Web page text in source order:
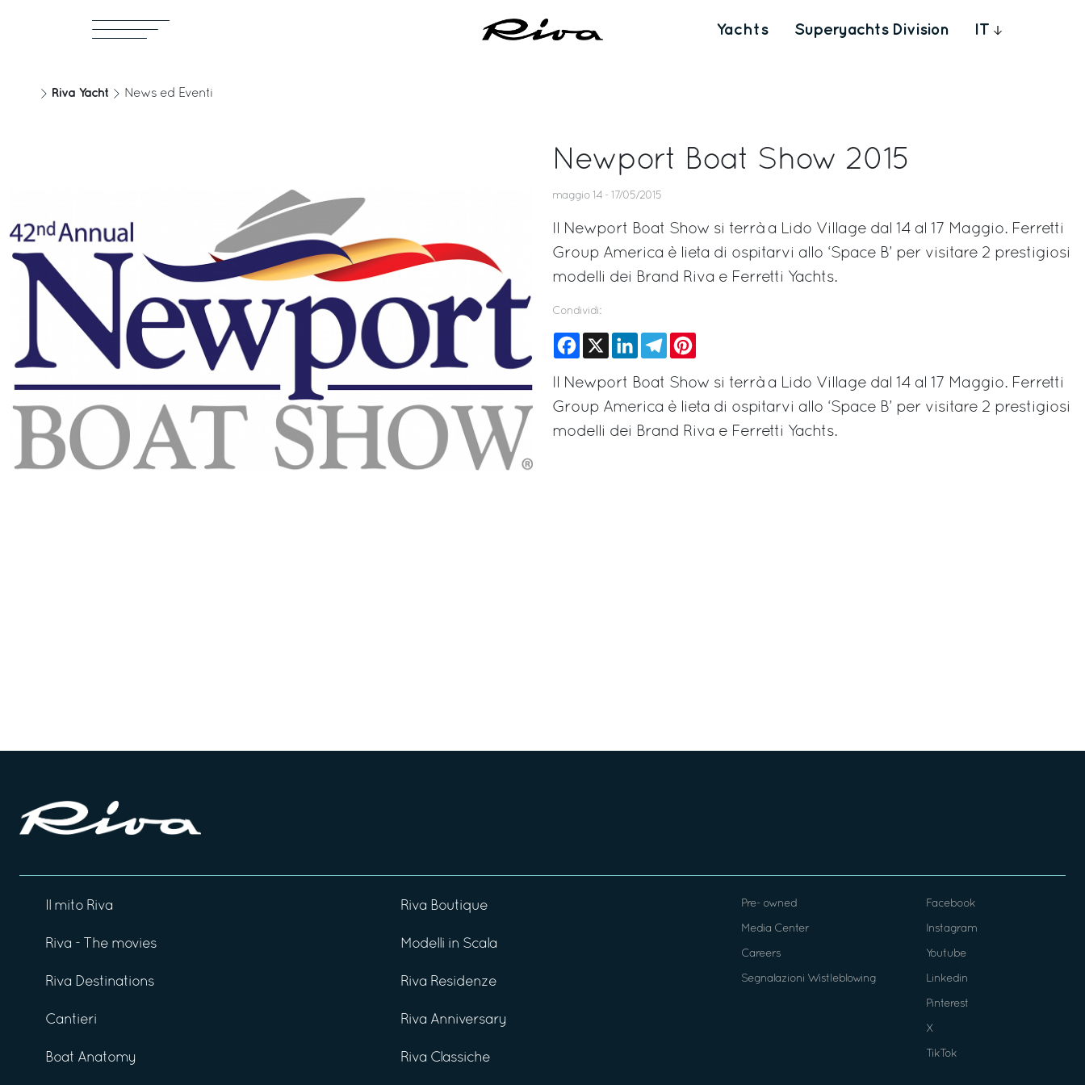
Yachts Superyachts Division IT
Riva Yacht News ed Eventi
Newport Boat Show 2015
maggio 14 - 17/05/2015
Il Newport Boat Show si terrà a Lido Village dal 14 al 17 Maggio. Ferretti
Group America è lieta di ospitarvi allo ‘Space B’ per visitare 2 prestigiosi
modelli dei Brand Riva e Ferretti Yachts.
Condividi:
Facebook
X LinkedInTelegram
Il Newport Boat Show si terrà a Lido Village dal 14 al 17 Maggio. Ferretti
Group America è lieta di ospitarvi allo ‘Space B’ per visitare 2 prestigiosi
modelli dei Brand Riva e Ferretti Yachts.
Il mito Riva
Riva - The movies
Riva Destinations
Cantieri
Boat Anatomy
Riva Boutique
Modelli in Scala
Riva Residenze
Riva Anniversary
Riva Classiche
Pre- owned
Media Center
Careers
Segnalazioni Wistleblowing
Facebook
Instagram
Youtube
Linkedin
Pinterest
X
TikTok